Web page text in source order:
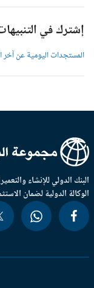
إشترك في التنبيهات
المستجدات اليومية عن آخر
الدولي للإنشاء والتعمير
الدولية لضمان الاستثمار